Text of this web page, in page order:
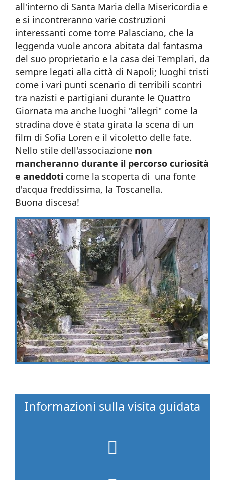
all'interno di Santa Maria della Misericordia e
e si incontreranno varie costruzioni
interessanti come torre Palasciano, che la
leggenda vuole ancora abitata dal fantasma
del suo proprietario e la casa dei Templari, da
sempre legati alla città di Napoli; luoghi tristi
come i vari punti scenario di terribili scontri
tra nazisti e partigiani durante le Quattro
Giornata ma anche luoghi "allegri" come la
stradina dove è stata girata la scena di un
film di Sofia Loren e il vicoletto delle fate.
Nello stile dell'associazione non
mancheranno durante il percorso curiosità
e aneddoti come la scoperta di una fonte
d'acqua freddissima, la Toscanella.
Buona discesa!
Informazioni sulla visita guidata